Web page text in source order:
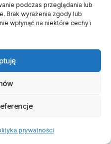
podczas przeglądania lub
Brak wyrażenia zgody lub
wpłynąć na niektóre cechy i
prywatności
zarabia osoba z